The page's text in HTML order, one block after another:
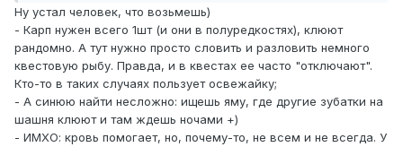
Ну устал человек, что возьмешь)
- Карп нужен всего 1шт (и они в полуредкостях), клюют
рандомно. А тут нужно просто словить и разловить немного
квестовую рыбу. Правда, и в квестах ее часто "отключают".
Кто-то в таких случаях пользует освежайку;
- А синюю найти несложно: ищешь яму, где другие зубатки на
шашня клюют и там ждешь ночами +)
- ИМХО: кровь помогает, но, почему-то, не всем и не всегда. У